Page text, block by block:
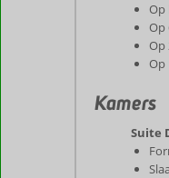
Op
Op
Op
Op
Kamers
Suite